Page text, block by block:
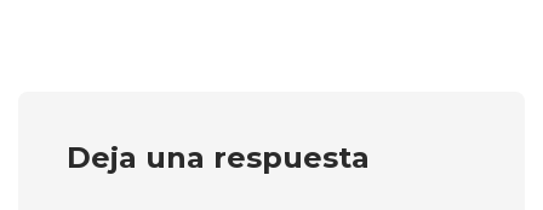
Deja una respuesta